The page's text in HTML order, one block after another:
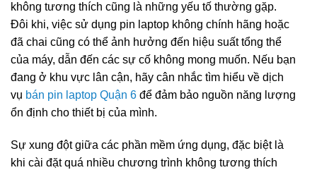
không tương thích cũng là những yếu tố thường gặp.
Đôi khi, việc sử dụng pin laptop không chính hãng hoặc
đã chai cũng có thể ảnh hưởng đến hiệu suất tổng thể
của máy, dẫn đến các sự cố không mong muốn. Nếu bạn
đang ở khu vực lân cận, hãy cân nhắc tìm hiểu về dịch
vụ bán pin laptop Quận 6 để đảm bảo nguồn năng lượng
ổn định cho thiết bị của mình.
Sự xung đột giữa các phần mềm ứng dụng, đặc biệt là
khi cài đặt quá nhiều chương trình không tương thích